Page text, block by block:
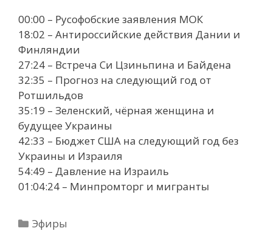
00:00 – Русофобские заявления МОК
18:02 – Антироссийские действия Дании и
Финляндии
27:24 – Встреча Си Цзиньпина и Байдена
32:35 – Прогноз на следующий год от
Ротшильдов
35:19 – Зеленский, чёрная женщина и
будущее Украины
42:33 – Бюджет США на следующий год без
Украины и Израиля
54:49 – Давление на Израиль
01:04:24 – Минпромторг и мигранты
Рубрики
Эфиры